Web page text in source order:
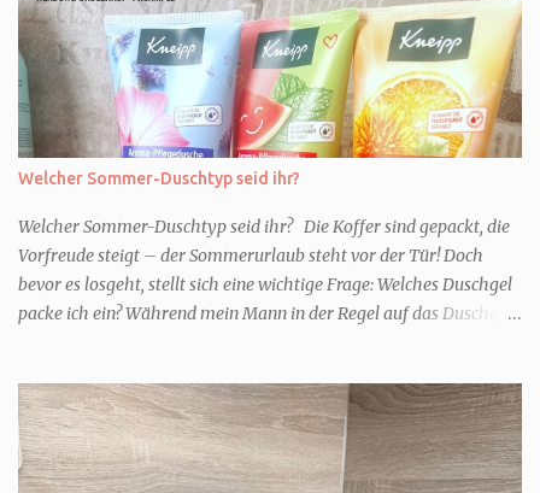
Welcher Sommer-Duschtyp seid ihr?
Welcher Sommer-Duschtyp seid ihr? Die Koffer sind gepackt, die
Vorfreude steigt – der Sommerurlaub steht vor der Tür! Doch
bevor es losgeht, stellt sich eine wichtige Frage: Welches Duschgel
packe ich ein? Während mein Mann in der Regel auf das Duschgel
Urlaub Entspannung und Wellness. Falls ihr ähnlich denkt, lasst
uns doch herausfinden, welcher Duschtyp ihr seid. TYP
GENIESSER Egal, ob Strand oder Städtetrip - für euch gehört
gutes Essen, ein guter Wein oder Cocktail, vielleicht ein gutes Buch